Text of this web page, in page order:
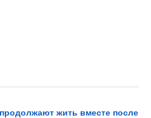
жить вместе после